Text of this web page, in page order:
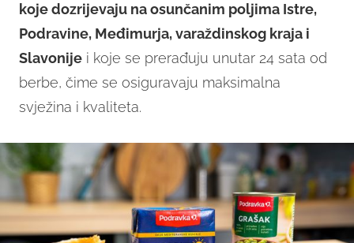
koje dozrijevaju na osunčanim poljima Istre,
Podravine, Međimurja, varaždinskog kraja i
Slavonije i koje se prerađuju unutar 24 sata od
berbe, čime se osiguravaju maksimalna
svježina i kvaliteta.